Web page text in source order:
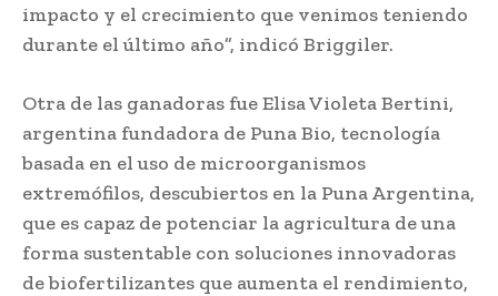
impacto y el crecimiento que venimos teniendo
durante el último año”, indicó Briggiler.
Otra de las ganadoras fue Elisa Violeta Bertini,
argentina fundadora de Puna Bio, tecnología
basada en el uso de microorganismos
extremófilos, descubiertos en la Puna Argentina,
que es capaz de potenciar la agricultura de una
forma sustentable con soluciones innovadoras
de biofertilizantes que aumenta el rendimiento,